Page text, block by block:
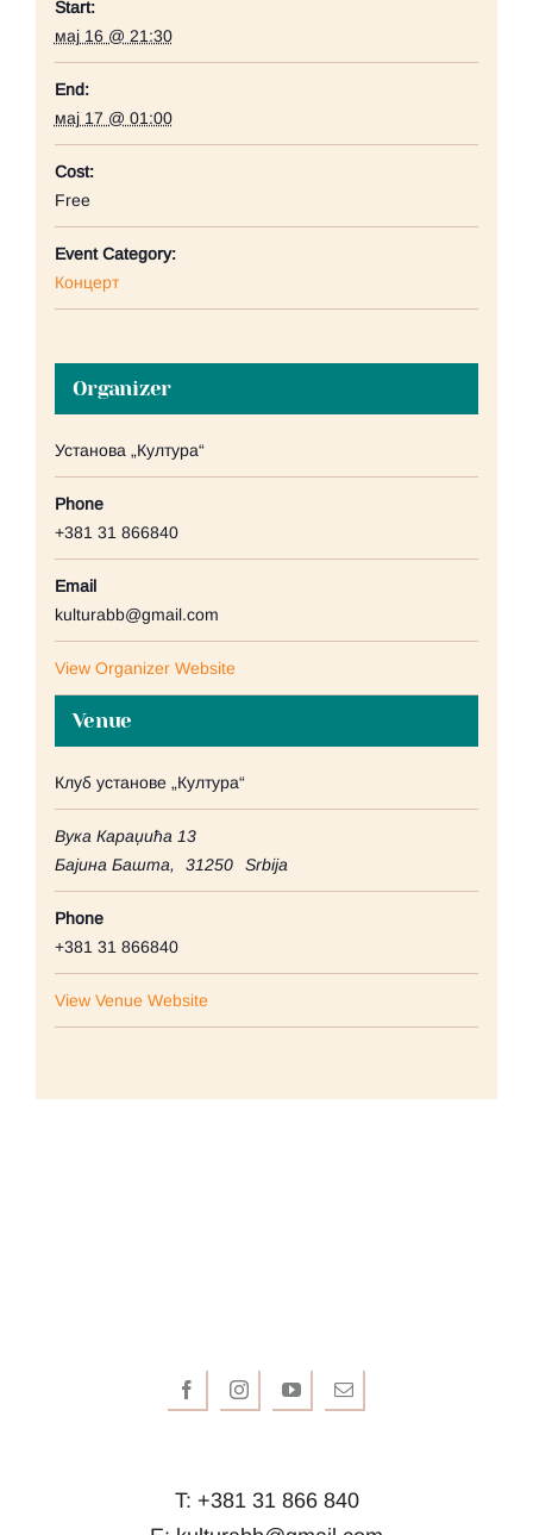
Start:
мај 16 @ 21:30
End:
мај 17 @ 01:00
Cost:
Free
Event Category:
Концерт
Venue
Клуб установе „Култура“
Вука Караџића 13
Бајина Башта, 31250 Srbija
Phone
+381 31 866840
View Venue Website
Organizer
Установа „Култура“
Phone
+381 31 866840
Email
kulturabb@gmail.com
View Organizer Website
T: +381 31 866 840